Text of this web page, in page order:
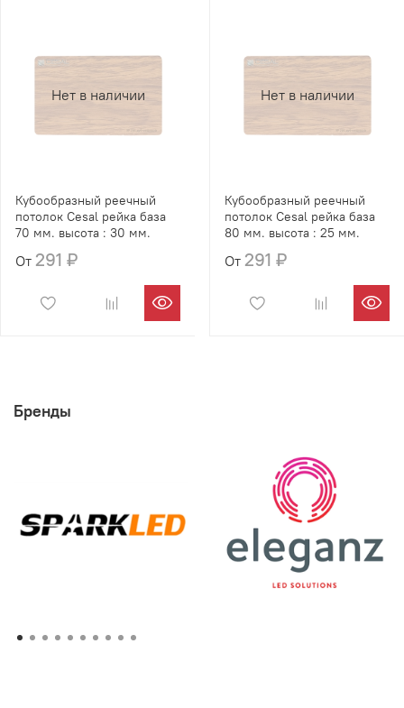
Нет в наличии
Кубообразный реечный
потолок Cesal рейка база
70 мм. высота : 30 мм.
От 291 ₽
Нет в наличии
Кубообразный реечный
потолок Cesal рейка база
80 мм. высота : 25 мм.
От 291 ₽
Бренды